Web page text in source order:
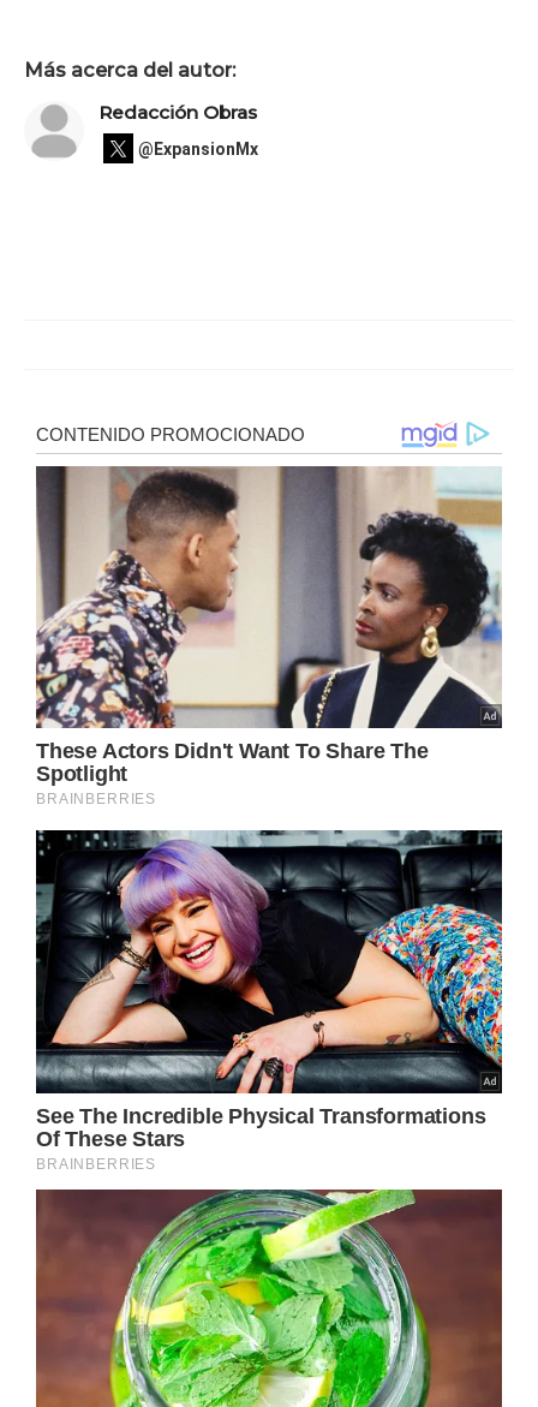
Más acerca del autor:
Redacción Obras
@ExpansionMx